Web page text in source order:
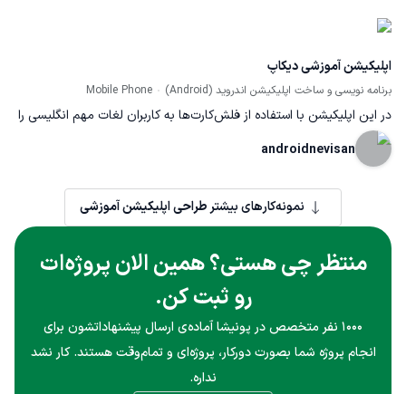
اپلیکیشن آموزشی دیکاپ
برنامه نویسی و ساخت اپلیکیشن اندروید (Android) Mobile Phone
در این اپلیکیشن با استفاده از فلش‌کارت‌ها به کاربران لغات مهم انگلیسی را
آموزش می‌د‌هد. البته در ادامه پروژه لغات فرانسوی نیز به اپ اضافه گردید.
برعهده کارفرما بود. لینک پروژه در پونیشا: http://pnsh.co/p141121
androidnevisan
نمونه‌کارهای بیشتر طراحی اپلیکیشن آموزشی
منتظر چی هستی؟ همین الان پروژه‌ات
رو ثبت کن.
۱۰۰۰ نفر متخصص در پونیشا آماده‌ی ارسال پیشنهاداتشون برای
انجام پروژه شما بصورت دورکار، پروژه‌ای و تمام‌وقت هستند. کار نشد
نداره.